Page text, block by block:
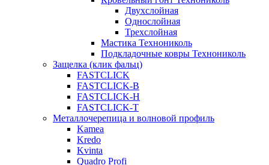
Двухслойная
Однослойная
Трехслойная
Мастика Технониколь
Подкладочные ковры Технониколь
Защелка (клик фальц)
FASTCLICK
FASTCLICK-B
FASTCLICK-H
FASTCLICK-T
Металлочерепица и волновой профиль
Kamea
Kredo
Kvinta
Quadro Profi